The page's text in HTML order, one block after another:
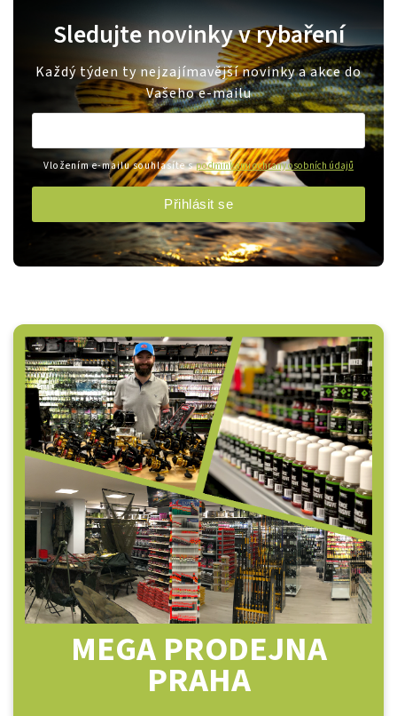
MEGA PRODEJNA
PRAHA
Sledujte novinky v rybaření
Každý týden ty nejzajímavější novinky a akce do
Vašeho e-mailu
Vložením e-mailu souhlasíte spodmínkami ochrany osobních údajů
Přihlásit se